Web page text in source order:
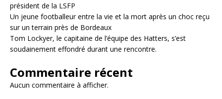
président de la LSFP
Un jeune footballeur entre la vie et la mort après un choc reçu
sur un terrain près de Bordeaux
Tom Lockyer, le capitaine de l’équipe des Hatters, s’est
soudainement effondré durant une rencontre.
Commentaire récent
Aucun commentaire à afficher.